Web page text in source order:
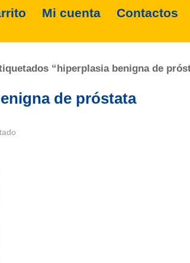
Mi cuenta Contactos
“hiperplasia benigna de
de próstata